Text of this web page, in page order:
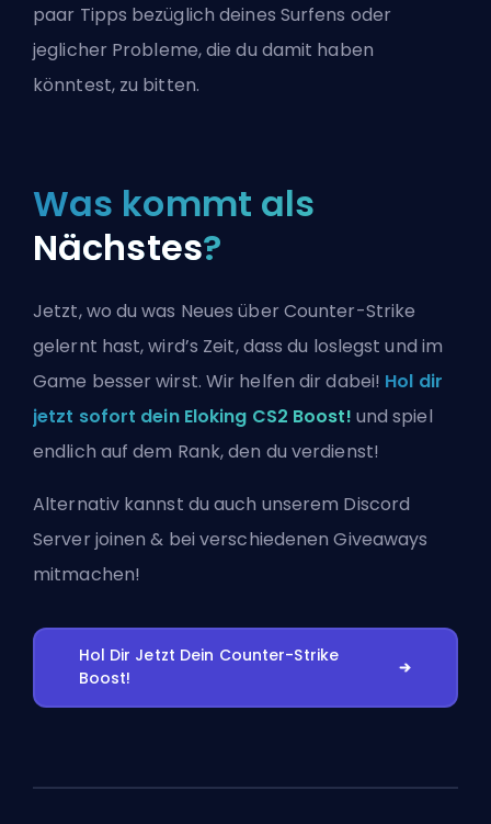
paar Tipps bezüglich deines Surfens oder
jeglicher Probleme, die du damit haben
könntest, zu bitten.
Was kommt als
Nächstes?
Jetzt, wo du was Neues über Counter-Strike
gelernt hast, wird’s Zeit, dass du loslegst und im
Game besser wirst. Wir helfen dir dabei! Hol dir
jetzt sofort dein Eloking CS2 Boost! und spiel
endlich auf dem Rank, den du verdienst!
Alternativ kannst du auch unserem Discord
Server joinen & bei verschiedenen Giveaways
mitmachen!
Hol Dir Jetzt Dein Counter-Strike
Boost!